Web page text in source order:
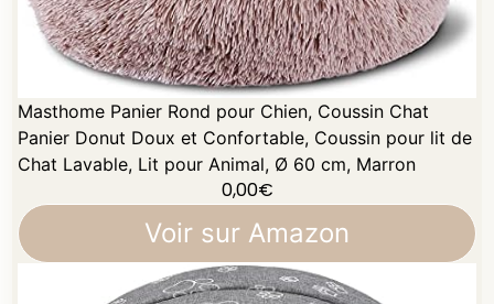
Masthome Panier Rond pour Chien, Coussin Chat
Panier Donut Doux et Confortable, Coussin pour lit de
Chat Lavable, Lit pour Animal, Ø 60 cm, Marron
0,00€
Voir sur Amazon